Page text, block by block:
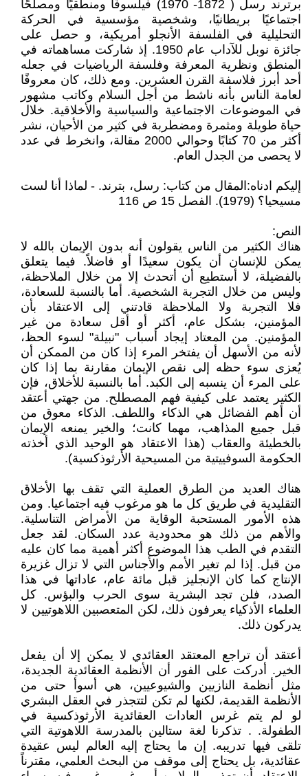
برترند رسل ( 1872- 1970) فيلسوفًا ومنطقيًا ومصلحًا
اجتماعيًا بريطانيًا، وشخصية مؤسسية في الحركة
التحليلية في الفلسفة الأنجلو أمريكية، و حصل على
جائزة نوبل للآداب عام 1950. إذ شاركت مساهماته في
المنطق ونظرية المعرفة وفلسفة الرياضيات في جعله
أحد أبرز فلاسفة القرن العشرين. ومع ذلك، كان معروفًا
لعامة الناس بأنه ناشط من أجل السلام وكاتب مشهور
في الموضوعات الاجتماعية والسياسية والأخلاقية. خلال
حياة طويلة ومثمرة ومضطربة في كثير من الأحيان، نشر
أكثر من 70 كتابًا وحوالي 2000 مقالة، وانخرط في عدد
لا يحصى من الجدل العام.
إليكم ادناه:المقال من كتاب: رسل، بترند. - لماذا أنا لست
مسيحيا؟ (1979). الفصل 15 ص 116
النص:
هناك الكثير من الناس يقولون أنه بدون الإيمان بالله لا
يمكن للإنسان أن يكون سعيدًا أو فاضلاً. فيما يتعلق
بالفضيلة، لا أستطيع أن أتحدث إلا من خلال الملاحظة،
وليس من خلال التجربة الشخصية. أما بالنسبة للسعادة،
فلا التجربة ولا الملاحظة قادتني إلى الاعتقاد بأن
المؤمنين، بشكل عام، أكثر أو أقل سعادة من غير
المؤمنين. من المعتاد إيجاد أسباب "نبيلة" لسوء الحظ،
لأنه من الأسهل أن يفتخر المرء إذا كان من الممكن أن
يُعزى سوء حظه إلى نقص الإيمان مقارنة بما إذا كان
على المرء أن ينسبه إلى الكبد. أما بالنسبة للأخلاق، فإن
الكثير يعتمد على كيفية فهم المصطلح. من جهتي أعتقد
أن أهم الفضائل هي الذكاء واللطف. الذكاء معوق من
قبل جميع المذاهب، مهما كانت؛ والخير يمنعه الإيمان
بالخطيئة والعقاب (هذا الاعتقاد هو الوحيد الذي أخذته
الحكومة السوفييتية من المسيحية الأرثوذكسية).
هناك العديد من الطرق العملية التي تقف بها الأخلاق
التقليدية في طريق كل ما هو مرغوب فيه اجتماعيا. ومن
هذه الأمور المستحبة الوقاية من الأمراض التناسلية.
والأهم من ذلك هو محدودية عدد السكان. لقد جعل
التقدم في الطب هذا الموضوع أكثر أهمية مما كان عليه
من قبل. إذا لم تغير الأمم والأجناس التي لا تزال غزيرة
الإنتاج كما كان الإنجليز قبل مائة عام، عاداتها في هذا
الصدد، فلن تجد البشرية سوى الحرب والبؤس. كل
العلماء الأذكياء يعرفون ذلك، لكن المتعصبين اللاهوتيين لا
يدركون ذلك.
أعتقد أن تراجع المعتقد العقائدي لا يمكن إلا أن يفعل
الخير. أدركت على الفور أن الأنظمة العقائدية الجديدة،
مثل أنظمة النازيين والشيوعيين، هي أسوأ حتى من
الأنظمة القديمة، لكنها لم تكن لتتجذر في العقل البشري
لو لم يتم غرس العادات العقائدية الأرثوذكسية في
الطفولة. . تذكرنا لغة ستالين بالمدرسة اللاهوتية التي
تلقى فيها تدريبه. إن ما يحتاج إليه العالم ليس عقيدة
عقائدية، بل يحتاج إلى موقف من البحث العلمي، مقترناً